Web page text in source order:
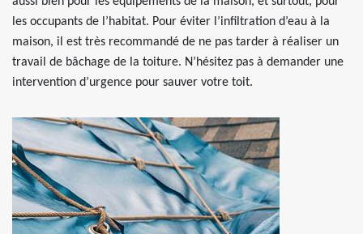
les occupants de l’habitat. Pour éviter l’infiltration d’eau à la
maison, il est très recommandé de ne pas tarder à réaliser un
travail de bâchage de la toiture. N’hésitez pas à demander une
intervention d’urgence pour sauver votre toit.